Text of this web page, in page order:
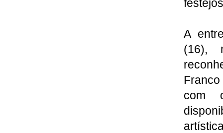
A
(16),
com